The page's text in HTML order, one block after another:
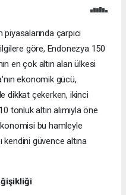
piyasalarında çarpıcı
göre, Endonezya 150
en çok altın alan ülkesi
ekonomik gücü,
dikkat çekerken, ikinci
tonluk altın alımıyla öne
bu hamleyle
güvence altına